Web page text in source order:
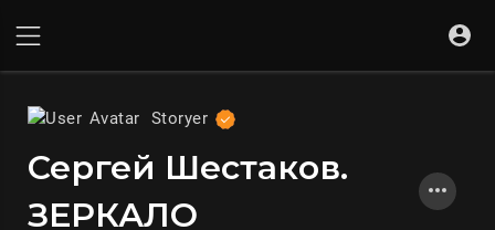
Storyer
Сергей Шестаков.
ЗЕРКАЛО